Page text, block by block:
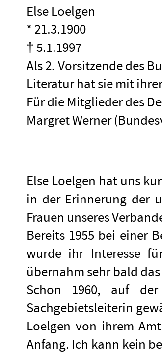
Else Loelgen
* 21.3.1900
† 5.1.1997
Als 2. Vorsitzende des
Literatur hat sie mit
Für die Mitglieder des
Margret Werner
Else Loelgen hat uns
in der Erinnerung der
Frauen unseres
Bereits 1955 bei einer
wurde ihr Interesse
übernahm sehr bald
Schon 1960, auf
Sachgebietsleiterin
Loelgen von ihrem
Anfang. Ich kann kein